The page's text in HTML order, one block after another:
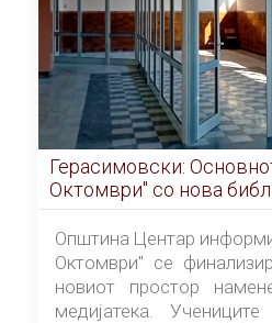
Герасимовски:
Октомври" со нова
од септември
Општина Центар
Октомври" се
новиот простор
медијатека.